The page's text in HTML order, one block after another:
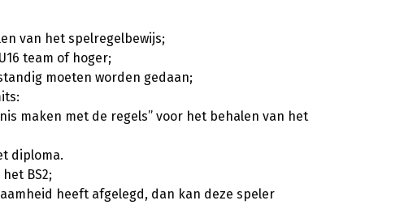
van het spelregelbewijs;
team of hoger;
moeten worden gedaan;
maken met de regels” voor het behalen van het
diploma.
BS2;
heeft afgelegd, dan kan deze speler